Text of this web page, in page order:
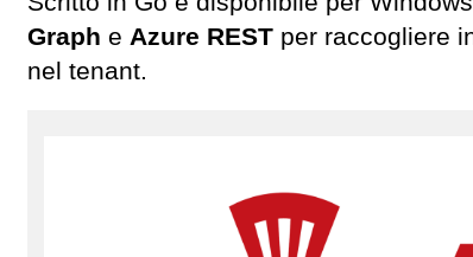
Graph e Azure REST per raccogliere
nel tenant.